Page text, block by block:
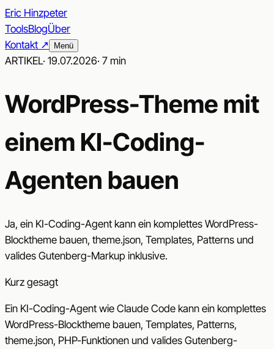
Eric Hinzpeter
ToolsBlogÜber
Kontakt ↗︎
Menü
ARTIKEL· 19.07.2026· 7 min
WordPress-Theme mit
einem KI-Coding-
Agenten bauen
Ja, ein KI-Coding-Agent kann ein komplettes WordPress-
Blocktheme bauen, theme.json, Templates, Patterns und
valides Gutenberg-Markup inklusive.
Kurz gesagt
Ein KI-Coding-Agent wie Claude Code kann ein komplettes
WordPress-Blocktheme bauen, Templates, Patterns,
theme.json, PHP-Funktionen und valides Gutenberg-